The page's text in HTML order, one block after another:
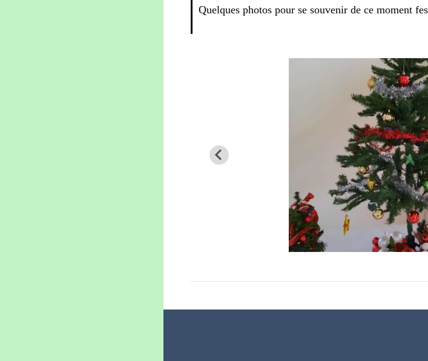
Quelques photos pour se souvenir de ce moment